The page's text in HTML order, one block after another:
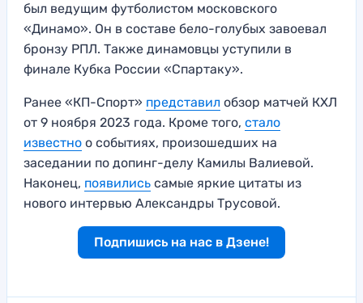
был ведущим футболистом московского
«Динамо». Он в составе бело-голубых завоевал
бронзу РПЛ. Также динамовцы уступили в
финале Кубка России «Спартаку».
Ранее «КП-Спорт» представил обзор матчей КХЛ
от 9 ноября 2023 года. Кроме того, стало
известно о событиях, произошедших на
заседании по допинг-делу Камилы Валиевой.
Наконец, появились самые яркие цитаты из
нового интервью Александры Трусовой.
Подпишись на нас в Дзене!